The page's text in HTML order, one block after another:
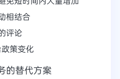
相结合
评论
策变化
的替代方案